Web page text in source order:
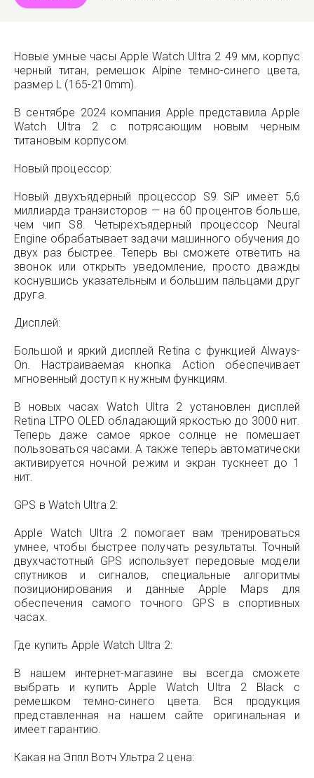
Новые умные часы Apple Watch Ultra 2 49 мм, корпус
черный титан, ремешок Alpine темно-синего цвета,
размер L (165-210mm).
В сентябре 2024 компания Apple представила Apple
Watch Ultra 2 с потрясающим новым черным
титановым корпусом.
Новый процессор:
Новый двухъядерный процессор S9 SiP имеет 5,6
миллиарда транзисторов — на 60 процентов больше,
чем чип S8. Четырехъядерный процессор Neural
Engine обрабатывает задачи машинного обучения до
двух раз быстрее. Теперь вы сможете ответить на
звонок или открыть уведомление, просто дважды
коснувшись указательным и большим пальцами друг
друга.
Дисплей:
Большой и яркий дисплей Retina с функцией Always-
On. Настраиваемая кнопка Action обеспечивает
мгновенный доступ к нужным функциям.
В новых часах Watch Ultra 2 установлен дисплей
Retina LTPO OLED обладающий яркостью до 3000 нит.
Теперь даже самое яркое солнце не помешает
пользоваться часами. А также теперь автоматически
активируется ночной режим и экран тускнеет до 1
нит.
GPS в Watch Ultra 2:
Apple Watch Ultra 2 помогает вам тренироваться
умнее, чтобы быстрее получать результаты. Точный
двухчастотный GPS использует передовые модели
спутников и сигналов, специальные алгоритмы
позиционирования и данные Apple Maps для
обеспечения самого точного GPS в спортивных
часах.
Где купить Apple Watch Ultra 2:
В нашем интернет-магазине вы всегда сможете
выбрать и купить Apple Watch Ultra 2 Black с
ремешком темно-синего цвета. Вся продукция
представленная на нашем сайте оригинальная и
имеет гарантию.
Какая на Эппл Вотч Ультра 2 цена: